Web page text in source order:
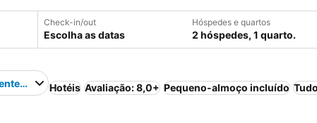
Check-in/out
Escolha as datas
Hóspedes e quartos
2 hóspedes, 1 quarto.
Mall Hotéis Avaliação: 8,0+ Pequeno-almoço incluído